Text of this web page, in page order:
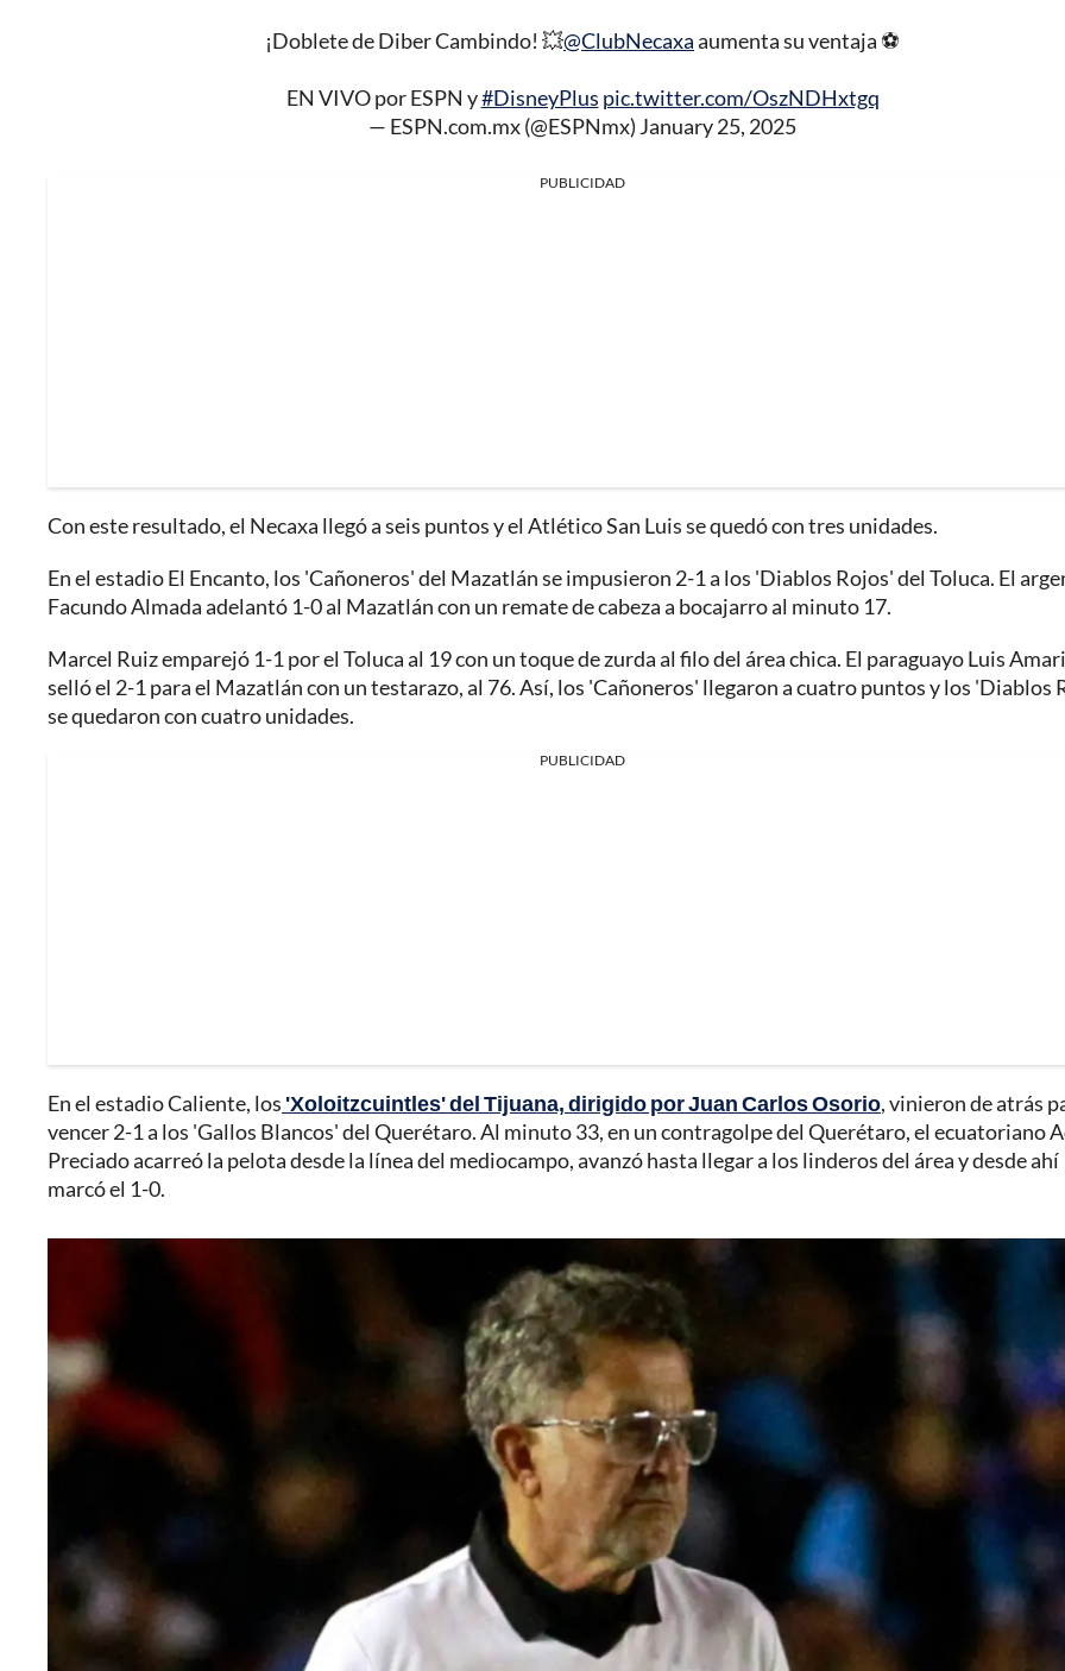
¡Doblete de Diber Cambindo! 💥@ClubNecaxaaumenta su ventaja ⚽️
EN VIVO por ESPN y#DisneyPlus pic.twitter.com/OszNDHxtgq
— ESPN.com.mx (@ESPNmx) January 25, 2025
PUBLICIDAD
Con este resultado, el Necaxa llegó a seis puntos y el Atlético San Luis se quedó con tres unidades.
En el estadio El Encanto, los 'Cañoneros' del Mazatlán se impusieron 2-1 a los 'Diablos Rojos' del Toluca. El
Facundo Almada adelantó 1-0 al Mazatlán con un remate de cabeza a bocajarro al minuto 17.
Marcel Ruiz emparejó 1-1 por el Toluca al 19 con un toque de zurda al filo del área chica. El paraguayo Luis
selló el 2-1 para el Mazatlán con un testarazo, al 76. Así, los 'Cañoneros' llegaron a cuatro puntos y los 'Diablos
se quedaron con cuatro unidades.
PUBLICIDAD
En el estadio Caliente, los 'Xoloitzcuintles' del Tijuana, dirigido por Juan Carlos Osorio, vinieron de atrás
vencer 2-1 a los 'Gallos Blancos' del Querétaro. Al minuto 33, en un contragolpe del Querétaro, el ecuatoriano
Preciado acarreó la pelota desde la línea del mediocampo, avanzó hasta llegar a los linderos del área y desde ahí
marcó el 1-0.